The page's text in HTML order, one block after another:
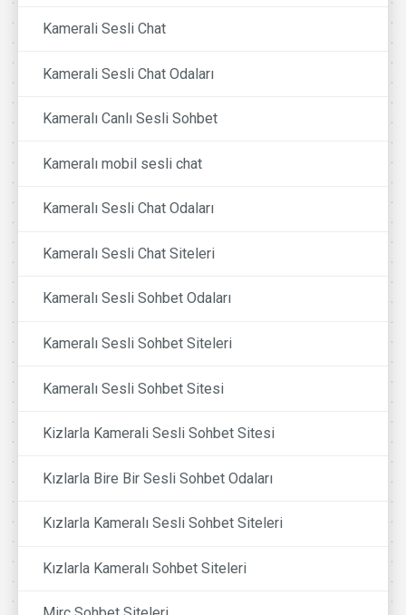
Kamerali Sesli Chat
Kamerali Sesli Chat Odaları
Kameralı Canlı Sesli Sohbet
Kameralı mobil sesli chat
Kameralı Sesli Chat Odaları
Kameralı Sesli Chat Siteleri
Kameralı Sesli Sohbet Odaları
Kameralı Sesli Sohbet Siteleri
Kameralı Sesli Sohbet Sitesi
Kizlarla Kamerali Sesli Sohbet Sitesi
Kızlarla Bire Bir Sesli Sohbet Odaları
Kızlarla Kameralı Sesli Sohbet Siteleri
Kızlarla Kameralı Sohbet Siteleri